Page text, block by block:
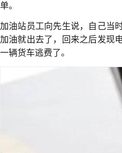
单。
加油站员工向先生说，自己当
加油就出去了，回来之后发现
一辆货车逃费了。